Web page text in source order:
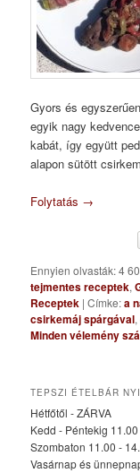
Gyors és
egyik nagy
kabát, így együtt
alapon sütött
Folytatás →
Ennyien olvasták: 4
tejmentes receptek,
Receptek |Címke:a
csirkemáj spárgával,
Minden vélemény
TEPSZI ÉTELBÁR
Hétfőtől - ZÁRVA
Kedd - Péntekig
Szombaton 11.00 -
Vasárnap és